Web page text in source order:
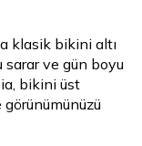
klasik bikini altı
sarar ve gün boyu
bikini üst